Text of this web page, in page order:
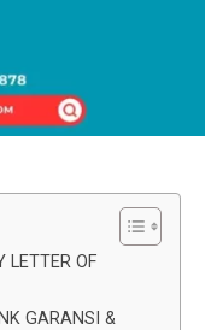
LETTER OF
GARANSI &